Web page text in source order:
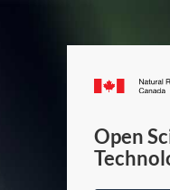
Open